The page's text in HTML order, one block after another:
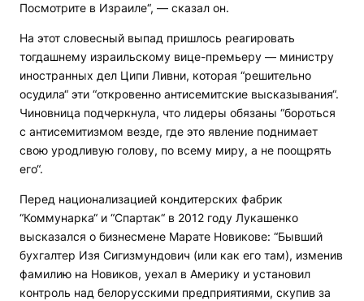
Посмотрите в Израиле“, — сказал он.
На этот словесный выпад пришлось реагировать
тогдашнему израильскому вице-премьеру — министру
иностранных дел Ципи Ливни, которая “решительно
осудила“ эти “откровенно антисемитские высказывания“.
Чиновница подчеркнула, что лидеры обязаны “бороться
с антисемитизмом везде, где это явление поднимает
свою уродливую голову, по всему миру, а не поощрять
его“.
Перед национализацией кондитерских фабрик
“Коммунарка“ и “Спартак“ в 2012 году Лукашенко
высказался о бизнесмене Марате Новикове: “Бывший
бухгалтер Изя Сигизмундович (или как его там), изменив
фамилию на Новиков, уехал в Америку и установил
контроль над белорусскими предприятиями, скупив за